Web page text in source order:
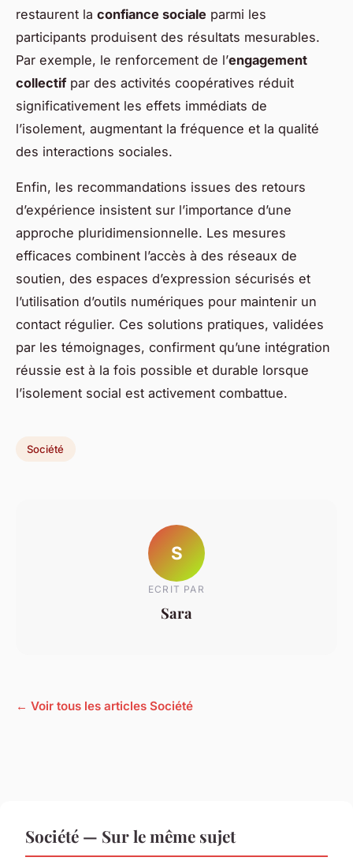
restaurent la confiance sociale parmi les
participants produisent des résultats mesurables.
Par exemple, le renforcement de l’engagement
collectifpar des activités coopératives réduit
significativement les effets immédiats de
l’isolement, augmentant la fréquence et la qualité
des interactions sociales.
Enfin, les recommandations issues des retours
d’expérience insistent sur l’importance d’une
approche pluridimensionnelle. Les mesures
efficaces combinent l’accès à des réseaux de
soutien, des espaces d’expression sécurisés et
l’utilisation d’outils numériques pour maintenir un
contact régulier. Ces solutions pratiques, validées
par les témoignages, confirment qu’une intégration
réussie est à la fois possible et durable lorsque
l’isolement social est activement combattue.
Société
S
ECRIT PAR
Sara
← Voir tous les articles Société
Société — Sur le même sujet